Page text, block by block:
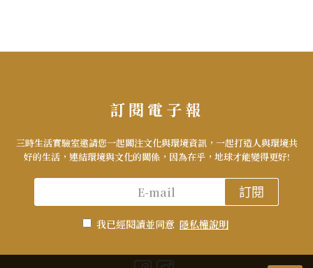
訂閱電子報
三時生活實驗室邀請您一起關注文化與環境資訊，一起打造人與環境共
好的生活，連結環境與文化的關係，因為在乎，地球才能變得更好!
訂閱
我已經閱讀並同意 隱私權說明